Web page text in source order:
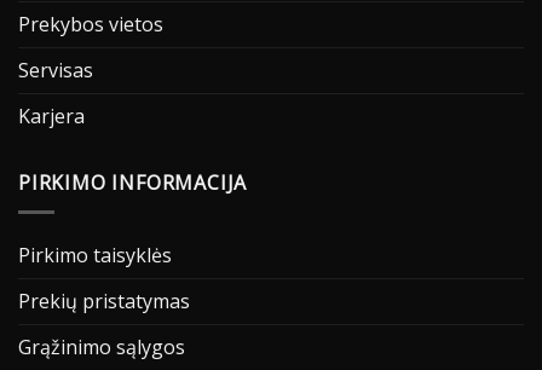
Prekybos vietos
Servisas
Karjera
PIRKIMO INFORMACIJA
Pirkimo taisyklės
Prekių pristatymas
Grąžinimo sąlygos